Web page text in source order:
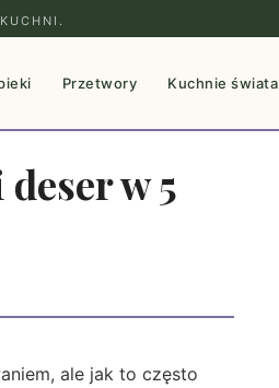
Przetwory Kuchnie świata
w 5
ale jak to często